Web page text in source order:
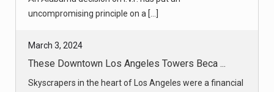
uncompromising principle on a [...]
March 3, 2024
These Downtown Los Angeles Towers Beca ...
Skyscrapers in the heart of Los Angeles were a financial